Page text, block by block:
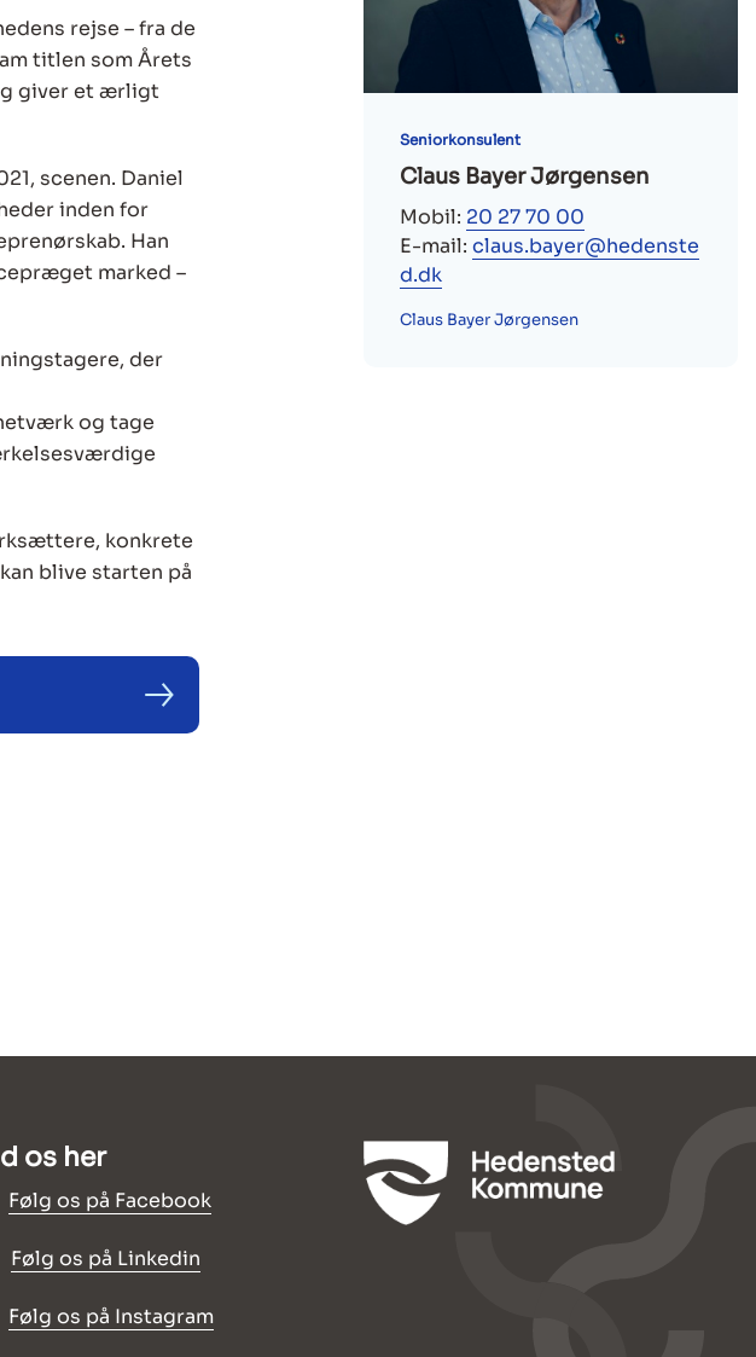
rejse – fra de
titlen som Årets
giver et ærligt
scenen. Daniel
inden for
Han
marked –
der
og tage
konkrete
blive starten på
Seniorkonsulent
Claus Bayer Jørgensen
Mobil: 20 27 70 00
E-mail:claus.bayer@hedenste
d.dk
Claus Bayer Jørgensen
os her
Følg os på Facebook
Følg os på Linkedin
Følg os på Instagram